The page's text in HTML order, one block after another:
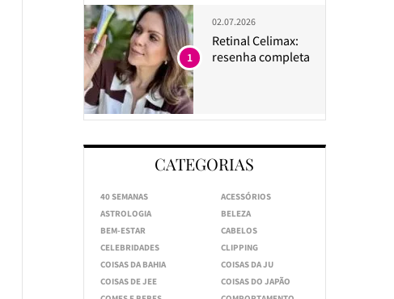
02.07.2026
Retinal Celimax:
resenha completa
1
CATEGORIAS
40 SEMANAS
ACESSÓRIOS
ASTROLOGIA
BELEZA
BEM-ESTAR
CABELOS
CELEBRIDADES
CLIPPING
COISAS DA BAHIA
COISAS DA JU
COISAS DE JEE
COISAS DO JAPÃO